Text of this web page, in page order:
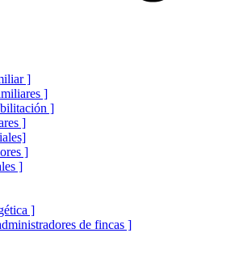
]
]
]
]
]
]
]
de fincas ]